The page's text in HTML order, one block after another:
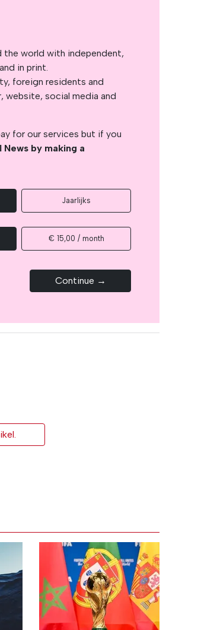
the world with independent,
in print.
foreign residents and
website, social media and
for our services but if you
by making a
Jaarlijks
€ 15,00 / month
Continue →